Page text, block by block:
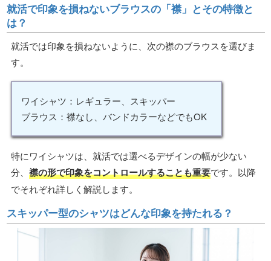
就活で印象を損ねないブラウスの「襟」とその特徴と
は？
就活では印象を損ねないように、次の襟のブラウスを選びま
す。
ワイシャツ：レギュラー、スキッパー
ブラウス：襟なし、バンドカラーなどでもOK
特にワイシャツは、就活では選べるデザインの幅が少ない
分、 襟の形で印象をコントロールすることも重要です。以降
でそれぞれ詳しく解説します。
スキッパー型のシャツはどんな印象を持たれる？